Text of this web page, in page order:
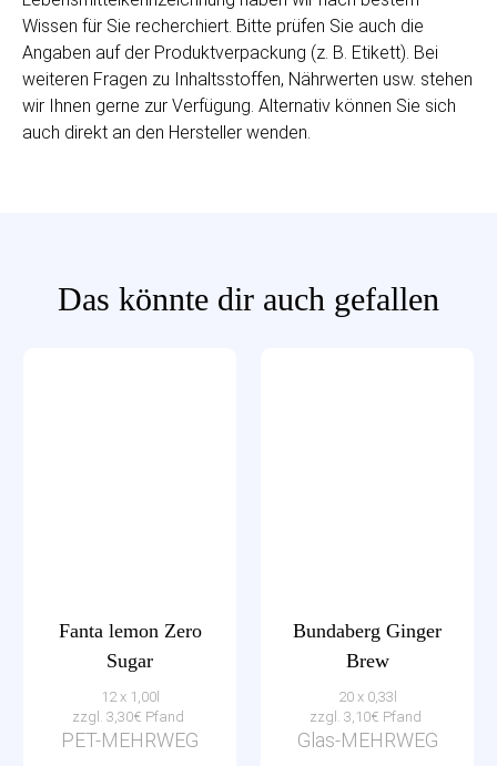
Wissen für Sie recherchiert. Bitte prüfen Sie auch die
Angaben auf der Produktverpackung (z. B. Etikett). Bei
weiteren Fragen zu Inhaltsstoffen, Nährwerten usw. stehen
wir Ihnen gerne zur Verfügung. Alternativ können Sie sich
auch direkt an den Hersteller wenden.
Das könnte dir auch gefallen
Fanta lemon Zero
Sugar
12 x 1,00l
zzgl. 3,30€ Pfand
PET-MEHRWEG
Bundaberg Ginger
Brew
20 x 0,33l
zzgl. 3,10€ Pfand
Glas-MEHRWEG